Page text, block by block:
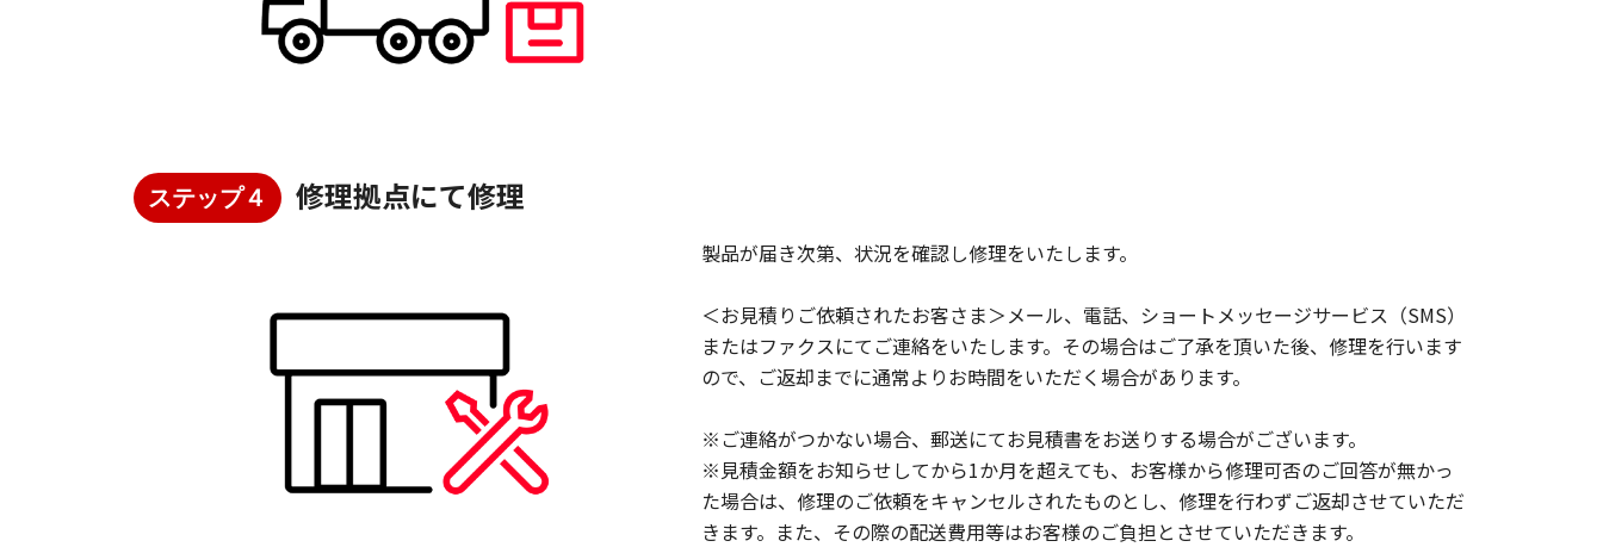
ステップ４ 修理拠点にて修理
製品が届き次第、状況を確認し修理をいたします。
＜お見積りご依頼されたお客さま＞メール、電話、ショートメッセージサービス（SMS）
またはファクスにてご連絡をいたします。その場合はご了承を頂いた後、修理を行います
ので、ご返却までに通常よりお時間をいただく場合があります。
※ご連絡がつかない場合、郵送にてお見積書をお送りする場合がございます。
※見積金額をお知らせしてから1か月を超えても、お客様から修理可否のご回答が無かっ
た場合は、修理のご依頼をキャンセルされたものとし、修理を行わずご返却させていただ
きます。また、その際の配送費用等はお客様のご負担とさせていただきます。